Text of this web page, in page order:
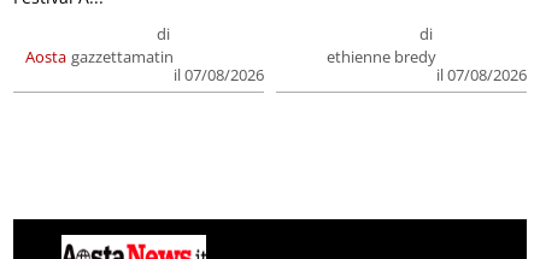
Aosta
di
gazzettamatin
il 07/08/2026
di
ethienne bredy
il 07/08/2026